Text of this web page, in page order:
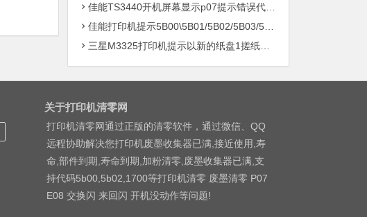
佳能TS3440开机屏幕显示p07提示错误代码5B00快速解决方案 清零
佳能打印机提示5B00\5B01/5B02/5B03/5B04/5B11/5B12/5B13/5B14/1700/1702/1703/1704
三星M3325打印机提示以新的纸盘1搓纸轮进行更换
关于打印机清零网
打印机清零网通过正版的清零软件，通过微信、QQ
远程协助解决您打印机废墨收集器已满,接近使用,寿
命,部件到期,寿命到期,加粉清零,废墨收集器已满,支
持代码5b00,5b02,1700等打印机清零 废墨清零 P07
E08 交换闪 来回闪 开机没动作等问题!